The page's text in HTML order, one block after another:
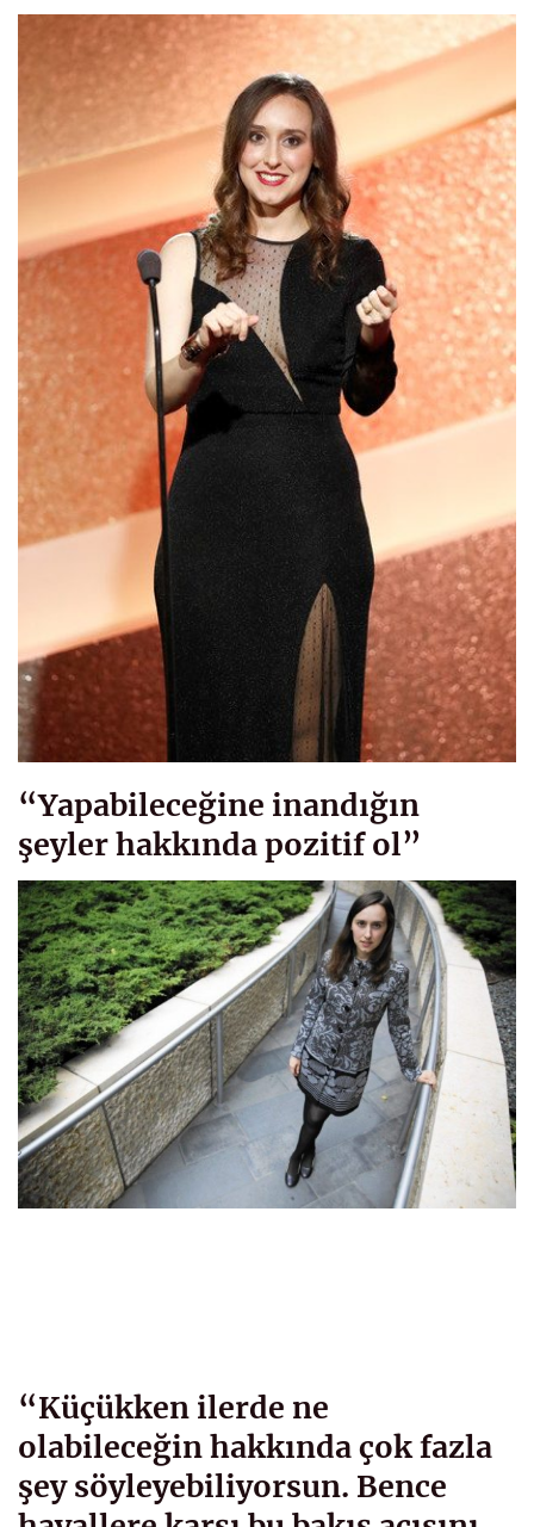
“Yapabileceğine inandığın
şeyler hakkında pozitif ol”
“Küçükken ilerde ne
olabileceğin hakkında çok fazla
şey söyleyebiliyorsun. Bence